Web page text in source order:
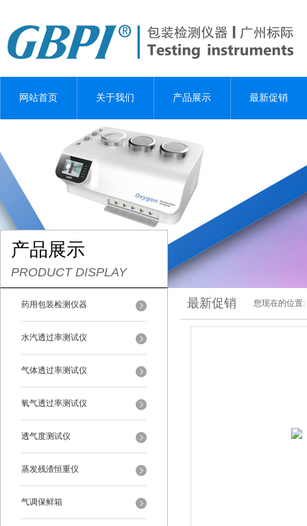
网站首页 关于我们 产品展示 最新促销
产品展示
PRODUCT DISPLAY
药用包装检测仪器
水汽透过率测试仪
气体透过率测试仪
氧气透过率测试仪
透气度测试仪
蒸发残渣恒重仪
气调保鲜箱
最新促销 您现在的位置: